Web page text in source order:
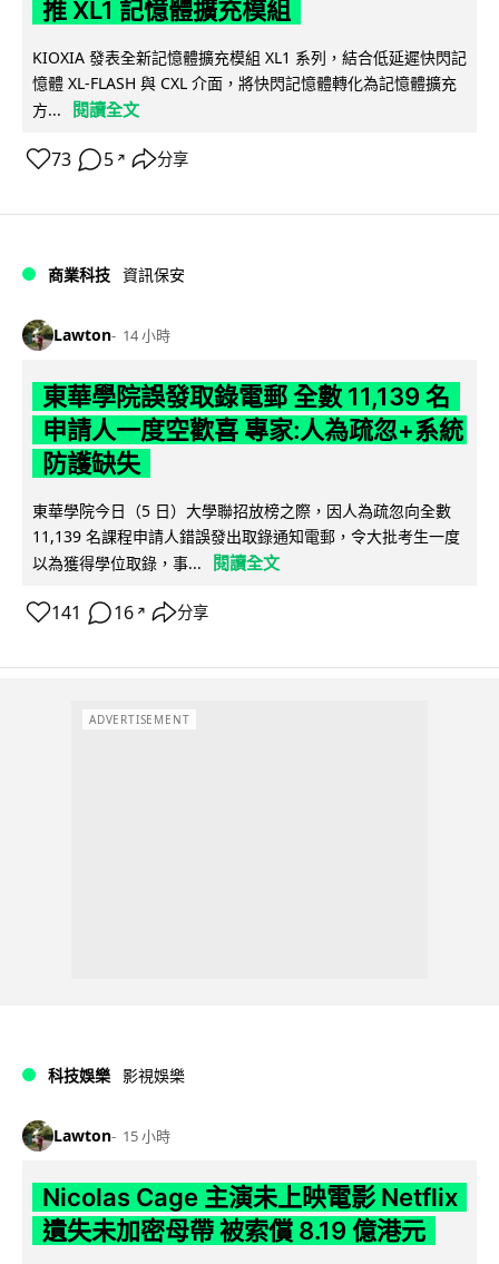
推 XL1 記憶體擴充模組
KIOXIA 發表全新記憶體擴充模組 XL1 系列，結合低延遲快閃記
憶體 XL-FLASH 與 CXL 介面，將快閃記憶體轉化為記憶體擴充
方...
閱讀全文
73 5 ↗ 分享
商業科技 資訊保安
Lawton 14 小時
東華學院誤發取錄電郵 全數 11,139 名
申請人一度空歡喜 專家:人為疏忽+系統
防護缺失
東華學院今日（5 日）大學聯招放榜之際，因人為疏忽向全數
11,139 名課程申請人錯誤發出取錄通知電郵，令大批考生一度
以為獲得學位取錄，事...
閱讀全文
141 16 ↗ 分享
ADVERTISEMENT
科技娛樂 影視娛樂
Lawton 15 小時
Nicolas Cage 主演未上映電影 Netflix
遺失未加密母帶 被索償 8.19 億港元